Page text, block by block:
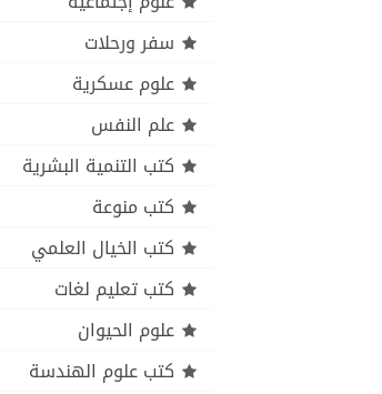
سفر ورحلات
علوم عسكرية
علم النفس
كتب التنمية البشرية
كتب منوعة
كتب الخيال العلمي
كتب تعليم لغات
علوم الحيوان
كتب علوم الهندسة